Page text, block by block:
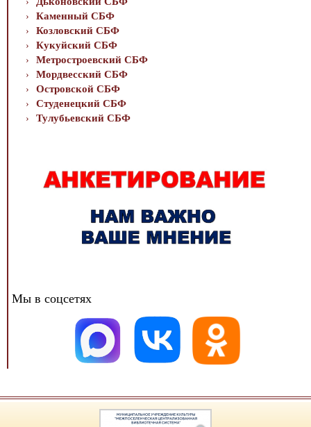
Каменный СБФ
Козловский СБФ
Кукуйский СБФ
Метростроевский СБФ
Мордвесский СБФ
Островской СБФ
Студенецкий СБФ
Тулубьевский СБФ
Мы в соцсетях